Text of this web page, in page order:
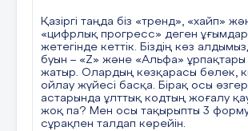
​Қазіргі таңда біз «тренд», «хайп»
«цифрлық прогресс» деген
жетегінде кеттік. Біздің көз
буын – «Z» және «Альфа» ұрпақтары
жатыр. Олардың көзқарасы бөлек,
ойлау жүйесі басқа. Бірақ осы
астарында ұлттық кодтың жоғалу
жоқ па? Мен осы тақырыпты 3
сұрақпен талдап көрейін.